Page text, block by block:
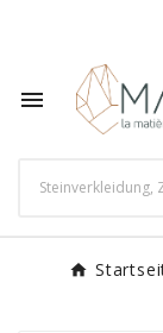
